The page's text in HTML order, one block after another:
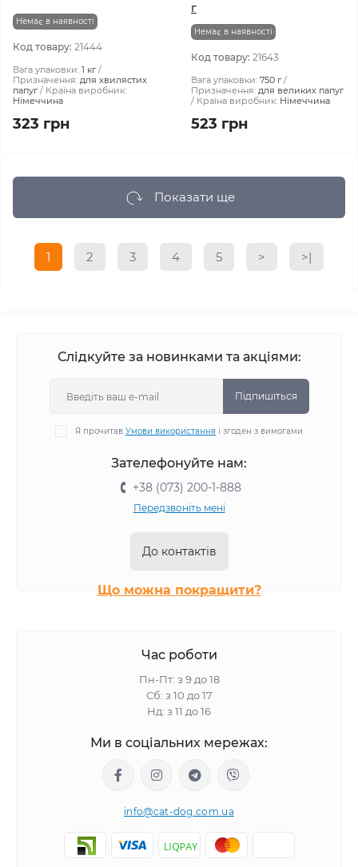
Немає в наявності
Код товару: 21444
Вага упаковки: 1 кг
Призначення: для хвилястих
папуг
Країна виробник:
Німеччина
323 грн
г
Немає в наявності
Код товару: 21643
Вага упаковки: 750 г
Призначення: для великих папуг
Країна виробник: Німеччина
523 грн
Показати ще
1 2 3 4 5 > >|
Слідкуйте за новинками та акціями:
Підпишіться
Я прочитав Умови використання і згоден з вимогами
Зателефонуйте нам:
+38 (073) 200-1-888
Передзвоніть мені
До контактів
Що можна покращити?
Час роботи
Пн-Пт: з 9 до 18
Сб: з 10 до 17
Нд: з 11 до 16
Ми в соціальних мережах:
info@cat-dog.com.ua